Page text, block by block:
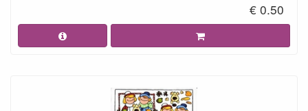
€ 0.50